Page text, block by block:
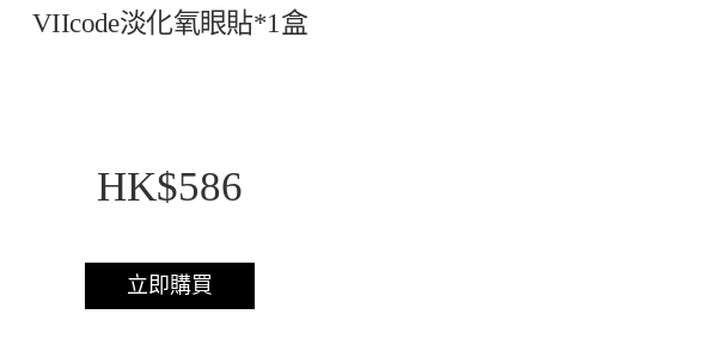
VIIcode淡化氧眼貼*1盒
HK$586
立即購買